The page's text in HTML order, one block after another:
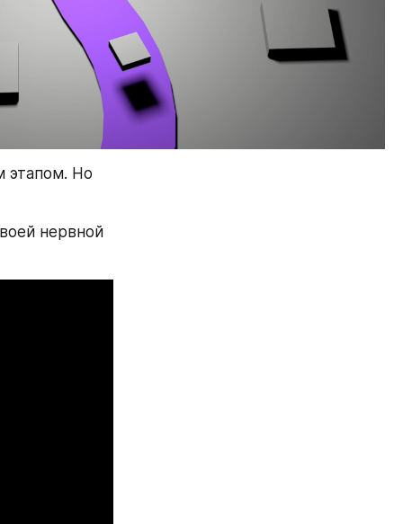
этапом. Но
нервной